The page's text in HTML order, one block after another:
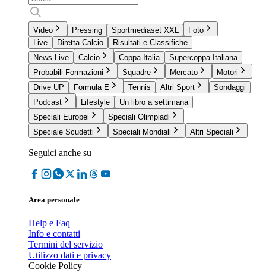
Video Pressing Sportmediaset XXL
Foto
Live
Diretta Calcio
Risultati e Classifiche
News Live
Calcio Coppa Italia
Supercoppa Italiana
Probabili Formazioni
Squadre Mercato
Motori
Drive UP
Formula E Tennis Altri Sport
Sondaggi
Podcast
Lifestyle
Un libro a settimana
Speciali Europei
Speciali Olimpiadi
Speciale Scudetti
Speciali Mondiali Altri Speciali
Seguici anche su
Area personale
Help e Faq
Info e contatti
Termini del servizio
Utilizzo dati e privacy
Cookie Policy